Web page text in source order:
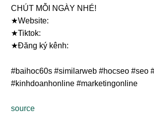
CHÚT MỖI NGÀY NHÉ!
★Website:
★Tiktok:
★Đăng ký kênh:
#baihoc60s #similarweb #hocseo #seo
#kinhdoanhonline #marketingonline
source